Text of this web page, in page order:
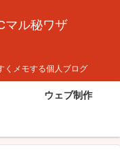
マル秘ワザ
くメモする個人ブログ
ウェブ制作